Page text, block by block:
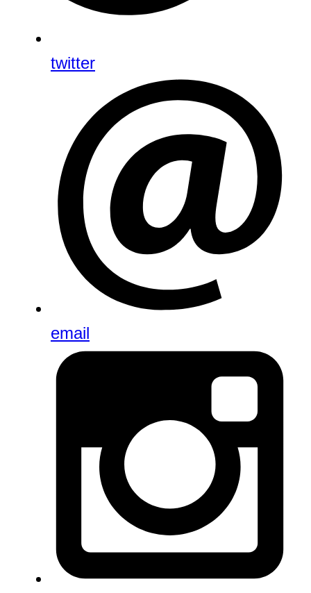
twitter
email